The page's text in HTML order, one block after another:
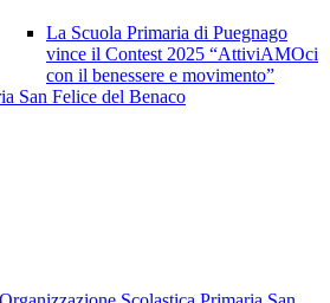
La Scuola Primaria di Puegnago
vince il Contest 2025 “AttiviAMOci
con il benessere e movimento”
San Felice del Benaco